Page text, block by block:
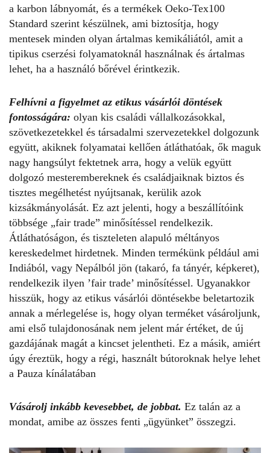
a karbon lábnyomát, és a termékek Oeko-Tex100
Standard szerint készülnek, ami biztosítja, hogy
mentesek minden olyan ártalmas kemikáliától, amit a
tipikus cserzési folyamatoknál használnak és ártalmas
lehet, ha a használó bőrével érintkezik.
Felhívni a figyelmet az etikus vásárlói döntések
fontosságára: olyan kis családi vállalkozásokkal,
szövetkezetekkel és társadalmi szervezetekkel dolgozunk
együtt, akiknek folyamatai kellően átláthatóak, ők maguk
nagy hangsúlyt fektetnek arra, hogy a velük együtt
dolgozó mesterembereknek és családjaiknak biztos és
tisztes megélhetést nyújtsanak, kerülik azok
kizsákmányolását. Ez azt jelenti, hogy a beszállítóink
többsége „fair trade” minősítéssel rendelkezik.
Átláthatóságon, és tiszteleten alapuló méltányos
kereskedelmet hirdetnek. Minden termékünk például ami
Indiából, vagy Nepálból jön (takaró, fa tányér, képkeret),
rendelkezik ilyen ’fair trade’ minősítéssel. Ugyanakkor
hisszük, hogy az etikus vásárlói döntésekbe beletartozik
annak a mérlegelése is, hogy olyan terméket vásároljunk,
ami első tulajdonosának nem jelent már értéket, de új
gazdájának magát a kincset jelentheti. Ez a másik, amiért
úgy éreztük, hogy a régi, használt bútoroknak helye lehet
a Pauza kínálatában
Vásárolj inkább kevesebbet, de jobbat. Ez talán az a
mondat, amibe az összes fenti „ügyünket” összegzi.